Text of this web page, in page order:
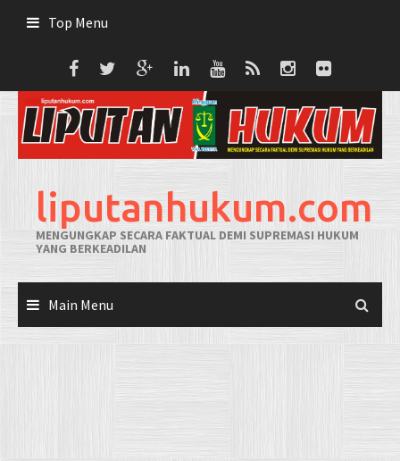
Top Menu
liputanhukum.com
MENGUNGKAP SECARA FAKTUAL DEMI SUPREMASI HUKUM
YANG BERKEADILAN
Main Menu